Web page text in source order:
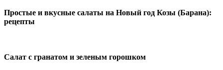
Простые и вкусные салаты на Новый год Козы (Барана):
рецепты
Салат с гранатом и зеленым горошком